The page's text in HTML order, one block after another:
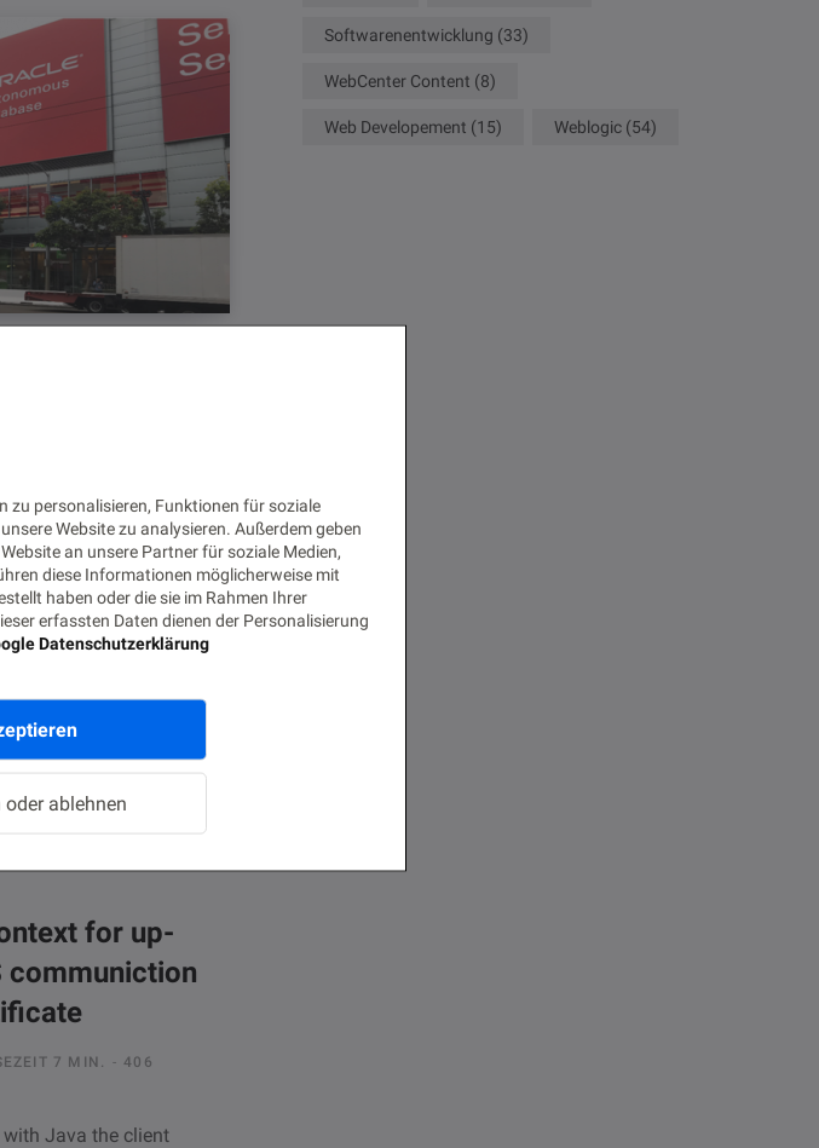
zu personalisieren, Funktionen für soziale
Website zu analysieren. Außerdem geben
an unsere Partner für soziale Medien,
diese Informationen möglicherweise mit
haben oder die sie im Rahmen Ihrer
erfassten Daten dienen der Personalisierung
Datenschutzerklärung
ablehnen
and
OEL 7.2
12 MIN.
12886
of an initial Forms &
on the…
for up-
communiction
7 MIN.
406
Java the client
Softwarenentwicklung (33)
WebCenter Content (8)
Web Developement (15) Weblogic (54)